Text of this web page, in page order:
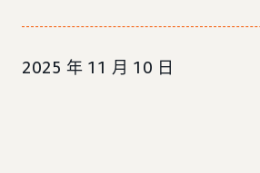
2025 年 11 月 10 日